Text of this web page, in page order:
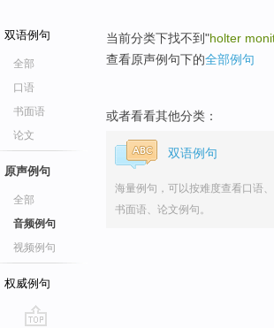
双语例句
全部
口语
书面语
论文
原声例句
全部
音频例句
视频例句
权威例句
当前分类下找不到"holter
查看原声例句下的全部例句
或者看看其他分类：
双语例句
海量例句，可以按难度查看口语、
书面语、论文例句。